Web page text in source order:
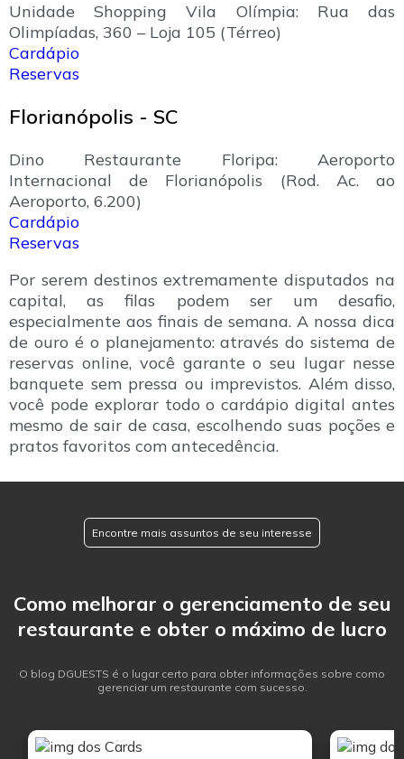
Unidade Shopping Vila Olímpia: Rua das
Olimpíadas, 360 – Loja 105 (Térreo)
Cardápio
Reservas
Florianópolis - SC
Dino Restaurante Floripa: Aeroporto
Internacional de Florianópolis (Rod. Ac. ao
Aeroporto, 6.200)
Cardápio
Reservas
Por serem destinos extremamente disputados na
capital, as filas podem ser um desafio,
especialmente aos finais de semana. A nossa dica
de ouro é o planejamento: através do sistema de
reservas online, você garante o seu lugar nesse
banquete sem pressa ou imprevistos. Além disso,
você pode explorar todo o cardápio digital antes
mesmo de sair de casa, escolhendo suas poções e
pratos favoritos com antecedência.
Encontre mais assuntos de seu interesse
Como melhorar o gerenciamento de seu
restaurante e obter o máximo de lucro
O blog DGUESTS é o lugar certo para obter informações sobre como
gerenciar um restaurante com sucesso.